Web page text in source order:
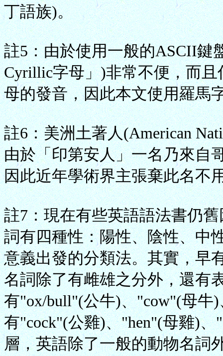
丁語族)。
註5：由於使用一般的ASCII鍵
Cyrillic字母」)非常不便，而
母的發音，因此本文使用羅馬
註6：美洲土著人(American
由於「印第安人」一名乃來自
因此近年學術界主張棄此名不
註7：現在有些英語語法書仍
詞有四種性：陽性、陰性、中
意義出發的分類法。其實，早
名詞除了有雌雄之分外，還有
有"ox/bull"(公牛)、"cow"(母牛
有"cock"(公雞)、"hen"(母雞)
層，英語除了一般的動物名詞